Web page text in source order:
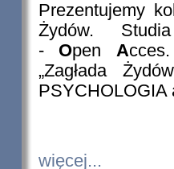
Prezentujemy
Żydów.
- Open A
„Zagłada
PSYCHOLOGIA
więcej...